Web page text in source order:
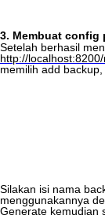
3. Membuat config
Setelah berhasil
http://localhost:8200/
memilih add backup,
Silakan isi nama
menggunakannya
Generate kemudian